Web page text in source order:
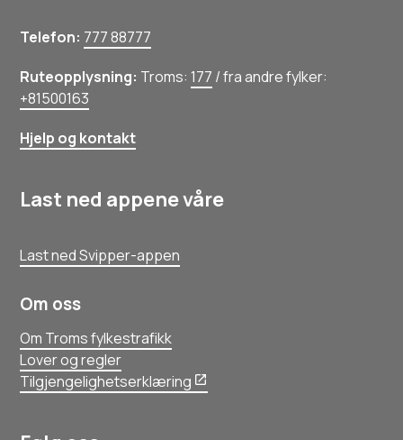
Telefon: 777 88777
Ruteopplysning: Troms: 177 / fra andre fylker:
+81500163
Hjelp og kontakt
Last ned appene våre
Last ned Svipper-appen
Om oss
Om Troms fylkestrafikk
Lover og regler
Tilgjengelighetserklæring